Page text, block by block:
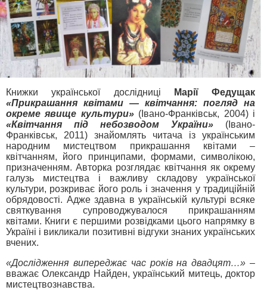
Книжки української дослідниці Марії Федущак
«Прикрашання квітами — квітчання: погляд на
окреме явище культури»(Івано-Франківськ, 2004) і
«Квітчання під небозводом України» (Івано-
Франківськ, 2011) знайомлять читача із українським
народним мистецтвом прикрашання квітами –
квітчанням, його принципами, формами, символікою,
призначенням. Авторка розглядає квітчання як окрему
галузь мистецтва і важливу складову української
культури, розкриває його роль і значення у традиційній
обрядовості. Адже здавна в українській культурі всяке
святкування супроводжувалося прикрашанням
квітами. Книги є першими розвідками цього напрямку в
Україні і викликали позитивні відгуки знаних українських
вчених.
«Дослідження випереджає час років на двадцят…» –
вважає Олександр Найден, український митець, доктор
мистецтвознавства.